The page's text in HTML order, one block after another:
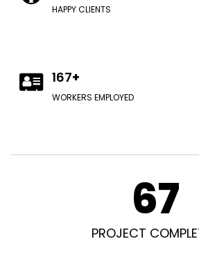
HAPPY CLIENTS
167+
WORKERS EMPLOYED
67
PROJECT